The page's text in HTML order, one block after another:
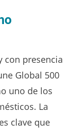
con presencia
Global 500
uno de los
La
clave que